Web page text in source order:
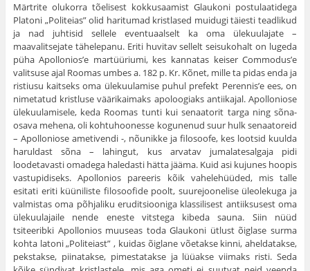
Märtrite olukorra tõelisest kokkusaamist Glaukoni postulaatidega
Platoni „Politeias” olid haritumad kristlased muidugi täiesti teadlikud
ja nad juhtisid sellele eventuaalselt ka oma ülekuulajate –
maavalitsejate tähelepanu. Eriti huvitav sellelt seisukohalt on lugeda
püha Apollonios’e martüüriumi, kes kannatas keiser Commodus’e
valitsuse ajal Roomas umbes a. 182 p. Kr. Kõnet, mille ta pidas enda ja
ristiusu kaitseks oma ülekuulamise puhul prefekt Perennis’e ees, on
nimetatud kristluse väärikaimaks apoloogiaks antiikajal. Apolloniose
ülekuulamisele, keda Roomas tunti kui senaatorit targa ning sõna­
osava mehena, oli kohtuhoonesse kogunenud suur hulk senaatoreid
– Apollo­niose ametivendi -, nõunikke ja filosoofe, kes lootsid kuulda
haruldast sõna – lahingut, kus arvatav jumalatesalgaja pidi
loodetavasti omadega haledasti hätta jääma. Kuid asi kujunes hoopis
vastupidiseks. Apollonios pareeris kõik vahelehüüded, mis talle
esitati eriti küüniliste filosoofide poolt, suurejoonelise üleole­kuga ja
valmistas oma põhjaliku eruditsiooniga klassilisest antiiksusest oma
üle­kuulajaile nende eneste vitstega kibeda sauna. Siin nüüd
tsiteeribki Apollonios muuseas toda Glaukoni ütlust õiglase surma
kohta latoni „Politeiast” , kuidas õiglane võetakse kinni, aheldatakse,
pekstakse, piinatakse, pimestatakse ja lüüakse viimaks risti. Seda